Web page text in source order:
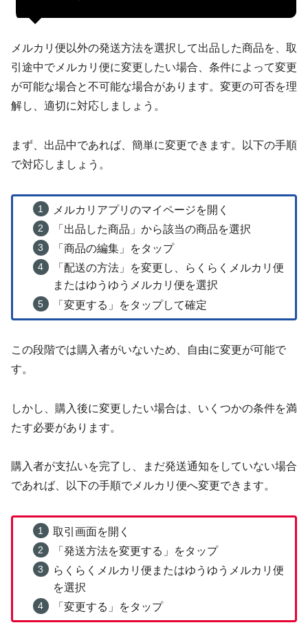
メルカリ便以外の発送方法を選択して出品した商品を、取
引途中でメルカリ便に変更したい場合、条件によって変更
が可能な場合と不可能な場合があります。変更の可否を理
解し、適切に対応しましょう。
まず、出品中であれば、簡単に変更できます。以下の手順
で対応しましょう。
メルカリアプリのマイページを開く
「出品した商品」から該当の商品を選択
「商品の編集」をタップ
「配送の方法」を変更し、らくらくメルカリ便
またはゆうゆうメルカリ便を選択
「変更する」をタップして確定
この段階では購入者がいないため、自由に変更が可能で
す。
しかし、購入後に変更したい場合は、いくつかの条件を満
たす必要があります。
購入者が支払いを完了し、まだ発送通知をしていない場合
であれば、以下の手順でメルカリ便へ変更できます。
取引画面を開く
「発送方法を変更する」をタップ
らくらくメルカリ便またはゆうゆうメルカリ便
を選択
「変更する」をタップ